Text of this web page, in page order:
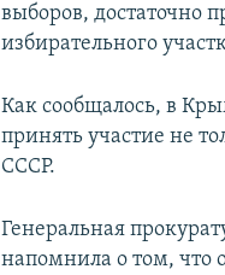
выборов, достаточно
избирательного
Как сообщалось, в
принять участие не
СССР.
Генеральная
напомнила о том, что